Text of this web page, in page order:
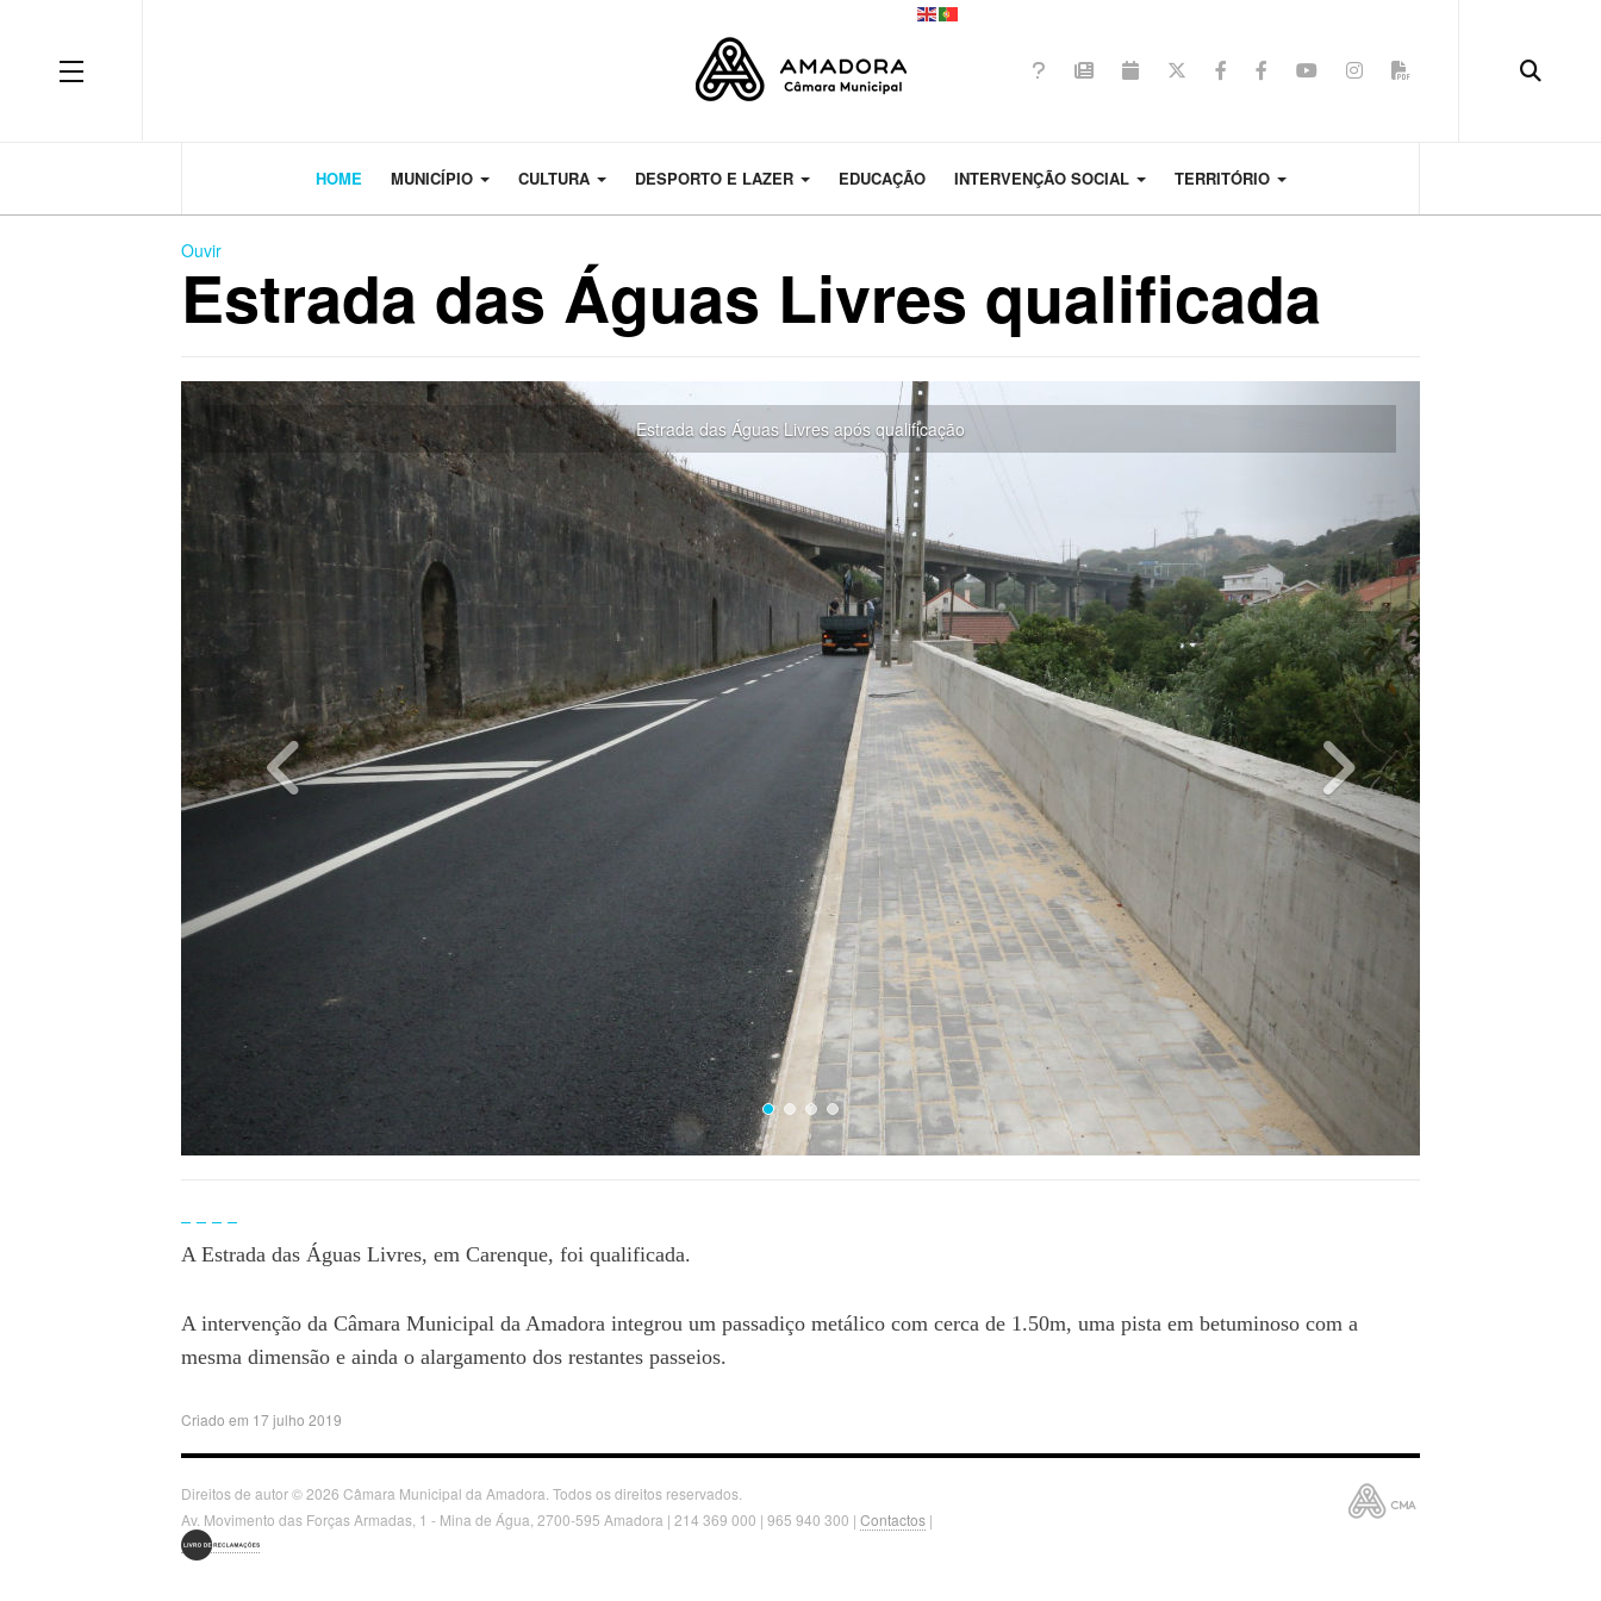
OFF CANVAS
HOME MUNICÍPIO CULTURA DESPORTO E LAZER EDUCAÇÃO INTERVENÇÃO SOCIAL TERRITÓRIO
Ouvir
Estrada das Águas Livres qualificada
Estrada das Águas Livres após qualificação
Previous Next
A Estrada das Águas Livres, em Carenque, foi qualificada.
A intervenção da Câmara Municipal da Amadora integrou um passadiço metálico com cerca de 1.50m, uma pista em betuminoso com a
mesma dimensão e ainda o alargamento dos restantes passeios.
Criado em 17 julho 2019
Direitos de autor © 2026 Câmara Municipal da Amadora. Todos os direitos reservados.
Av. Movimento das Forças Armadas, 1 - Mina de Água, 2700-595 Amadora | 214 369 000 | 965 940 300 | Contactos |